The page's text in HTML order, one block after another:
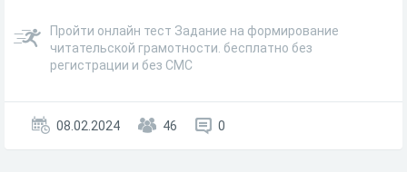
Пройти онлайн тест Задание на формирование
читательской грамотности. бесплатно без
регистрации и без СМС
08.02.2024 46 0